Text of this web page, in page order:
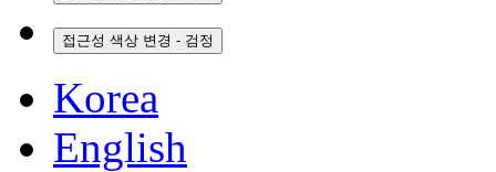
접근성 색상 변경 - 검정
Korea
English